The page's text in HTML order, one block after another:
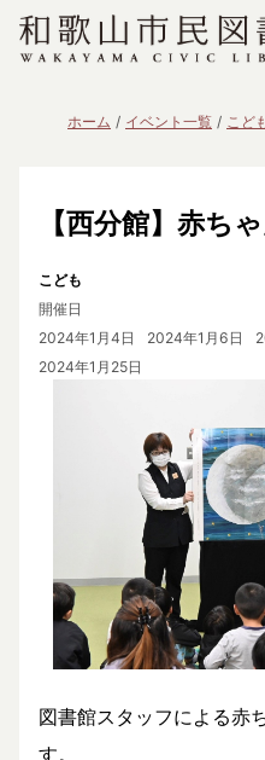
ホーム イベント一覧 こど
【西分館】赤ち
こども
開催日
2024年1月4日
2024年1月6日
2024年1月25日
図書館スタッフによる赤
す。